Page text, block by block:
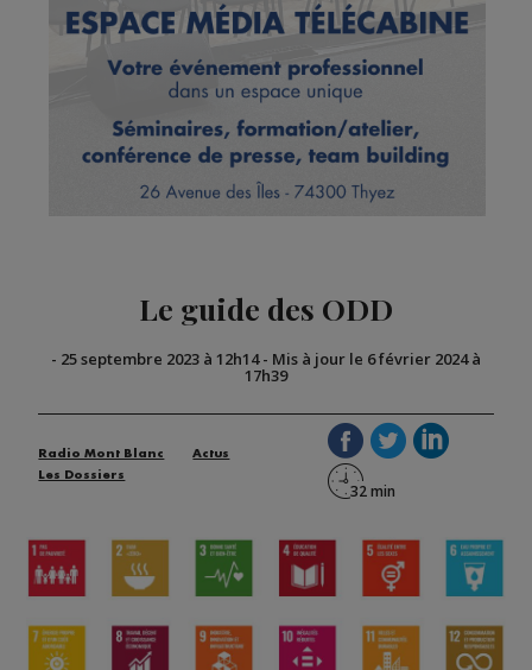
Le guide des ODD
- 25 septembre 2023 à 12h14- Mis à jour le 6 février 2024 à
17h39
Radio Mont Blanc
Actus
Les Dossiers